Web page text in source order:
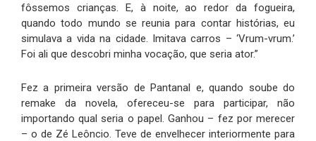
fôssemos crianças. E, à noite, ao redor da fogueira,
quando todo mundo se reunia para contar histórias, eu
simulava a vida na cidade. Imitava carros – ‘Vrum-vrum.’
Foi ali que descobri minha vocação, que seria ator.”
Fez a primeira versão de Pantanal e, quando soube do
remake da novela, ofereceu-se para participar, não
importando qual seria o papel. Ganhou – fez por merecer
– o de Zé Leôncio. Teve de envelhecer interiormente para